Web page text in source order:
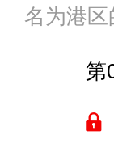
角
名为港区
第